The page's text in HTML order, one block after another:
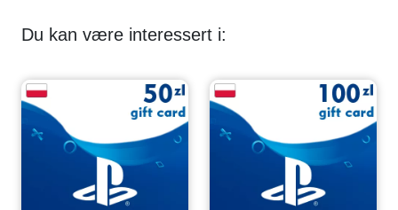
Du kan være interessert i: